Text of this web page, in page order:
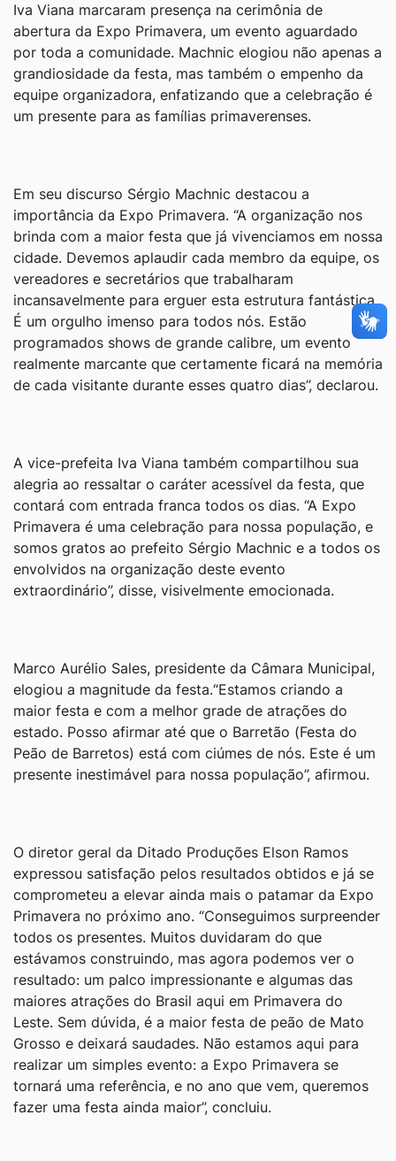
Iva Viana marcaram presença na cerimônia de
abertura da Expo Primavera, um evento aguardado
por toda a comunidade. Machnic elogiou não apenas a
grandiosidade da festa, mas também o empenho da
equipe organizadora, enfatizando que a celebração é
um presente para as famílias primaverenses.
Em seu discurso Sérgio Machnic destacou a
importância da Expo Primavera. “A organização nos
brinda com a maior festa que já vivenciamos em nossa
cidade. Devemos aplaudir cada membro da equipe, os
vereadores e secretários que trabalharam
incansavelmente para erguer esta estrutura fantástica.
É um orgulho imenso para todos nós. Estão
programados shows de grande calibre, um evento
realmente marcante que certamente ficará na memória
de cada visitante durante esses quatro dias”, declarou.
A vice-prefeita Iva Viana também compartilhou sua
alegria ao ressaltar o caráter acessível da festa, que
contará com entrada franca todos os dias. “A Expo
Primavera é uma celebração para nossa população, e
somos gratos ao prefeito Sérgio Machnic e a todos os
envolvidos na organização deste evento
extraordinário”, disse, visivelmente emocionada.
Marco Aurélio Sales, presidente da Câmara Municipal,
elogiou a magnitude da festa.“Estamos criando a
maior festa e com a melhor grade de atrações do
estado. Posso afirmar até que o Barretão (Festa do
Peão de Barretos) está com ciúmes de nós. Este é um
presente inestimável para nossa população”, afirmou.
O diretor geral da Ditado Produções Elson Ramos
expressou satisfação pelos resultados obtidos e já se
comprometeu a elevar ainda mais o patamar da Expo
Primavera no próximo ano. “Conseguimos surpreender
todos os presentes. Muitos duvidaram do que
estávamos construindo, mas agora podemos ver o
resultado: um palco impressionante e algumas das
maiores atrações do Brasil aqui em Primavera do
Leste. Sem dúvida, é a maior festa de peão de Mato
Grosso e deixará saudades. Não estamos aqui para
realizar um simples evento: a Expo Primavera se
tornará uma referência, e no ano que vem, queremos
fazer uma festa ainda maior”, concluiu.